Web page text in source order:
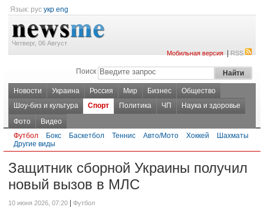
Язык: рус укр eng
Четверг, 06 Август
Мобильная версия|RSS
Поиск
Новости Украина Россия Мир Бизнес
Общество
Шоу-биз и культура
Спорт Политика ЧП
Наука и здоровье
Фото
Видео
Футбол
Бокс Баскетбол Теннис Авто/Мото Хоккей
Шахматы
Другие виды
Защитник сборной Украины получил
новый вызов в МЛС
10 июня 2026, 07:20 Футбол